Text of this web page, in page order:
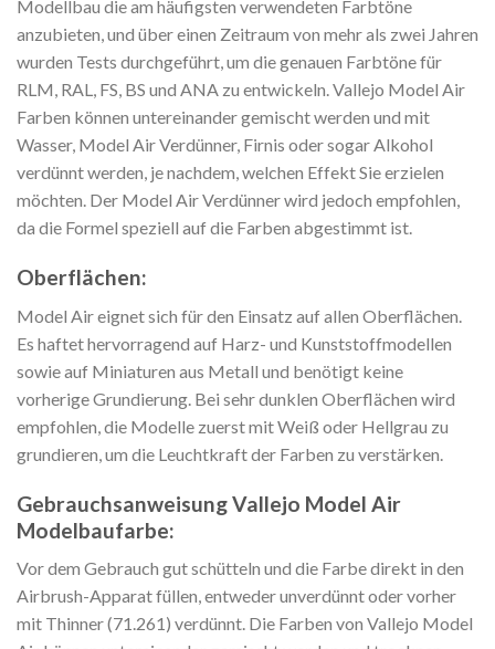
Modellbau die am häufigsten verwendeten Farbtöne
anzubieten, und über einen Zeitraum von mehr als zwei Jahren
wurden Tests durchgeführt, um die genauen Farbtöne für
RLM, RAL, FS, BS und ANA zu entwickeln. Vallejo Model Air
Farben können untereinander gemischt werden und mit
Wasser, Model Air Verdünner, Firnis oder sogar Alkohol
verdünnt werden, je nachdem, welchen Effekt Sie erzielen
möchten. Der Model Air Verdünner wird jedoch empfohlen,
da die Formel speziell auf die Farben abgestimmt ist.
Oberflächen:
Model Air eignet sich für den Einsatz auf allen Oberflächen.
Es haftet hervorragend auf Harz- und Kunststoffmodellen
sowie auf Miniaturen aus Metall und benötigt keine
vorherige Grundierung. Bei sehr dunklen Oberflächen wird
empfohlen, die Modelle zuerst mit Weiß oder Hellgrau zu
grundieren, um die Leuchtkraft der Farben zu verstärken.
Gebrauchsanweisung Vallejo Model Air
Modelbaufarbe:
Vor dem Gebrauch gut schütteln und die Farbe direkt in den
Airbrush-Apparat füllen, entweder unverdünnt oder vorher
mit Thinner (71.261) verdünnt. Die Farben von Vallejo Model